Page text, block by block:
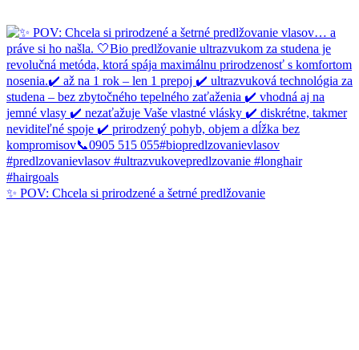
✨ POV: Chcela si prirodzené a šetrné predlžovanie